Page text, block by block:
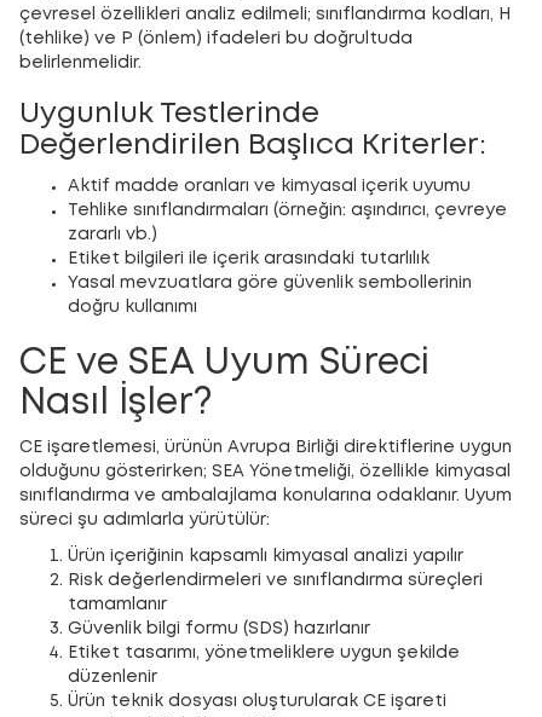
çevresel özellikleri analiz edilmeli; sınıflandırma kodları, H
(tehlike) ve P (önlem) ifadeleri bu doğrultuda
belirlenmelidir.
Uygunluk Testlerinde
Değerlendirilen Başlıca Kriterler:
Aktif madde oranları ve kimyasal içerik uyumu
Tehlike sınıflandırmaları (örneğin: aşındırıcı, çevreye
zararlı vb.)
Etiket bilgileri ile içerik arasındaki tutarlılık
Yasal mevzuatlara göre güvenlik sembollerinin
doğru kullanımı
CE ve SEA Uyum Süreci
Nasıl İşler?
CE işaretlemesi, ürünün Avrupa Birliği direktiflerine uygun
olduğunu gösterirken; SEA Yönetmeliği, özellikle kimyasal
sınıflandırma ve ambalajlama konularına odaklanır. Uyum
süreci şu adımlarla yürütülür:
Ürün içeriğinin kapsamlı kimyasal analizi yapılır
Risk değerlendirmeleri ve sınıflandırma süreçleri
tamamlanır
Güvenlik bilgi formu (SDS) hazırlanır
Etiket tasarımı, yönetmeliklere uygun şekilde
düzenlenir
Ürün teknik dosyası oluşturularak CE işareti